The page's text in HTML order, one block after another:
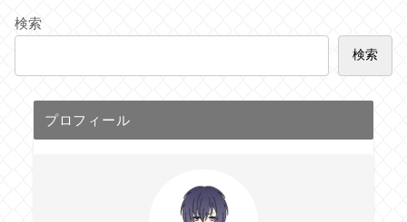
検索
検索
プロフィール